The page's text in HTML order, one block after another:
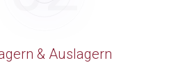
& Auslagern